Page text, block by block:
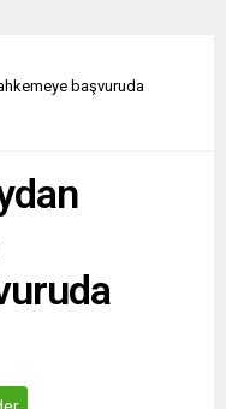
başvuruda